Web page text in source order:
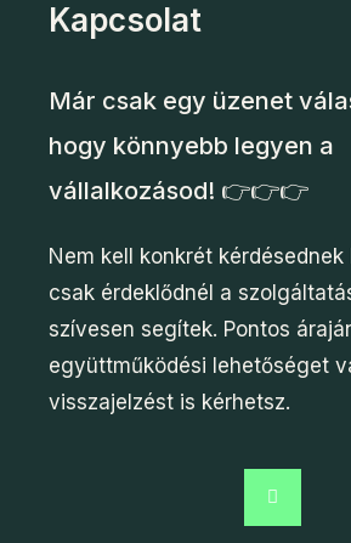
Kapcsolat
Már csak egy üzenet
hogy könnyebb legyen a
vállalkozásod! 👉👉👉
Nem kell konkrét kérdésednek
csak érdeklődnél a
szívesen segítek. Pontos
együttműködési lehetőséget
visszajelzést is kérhetsz.